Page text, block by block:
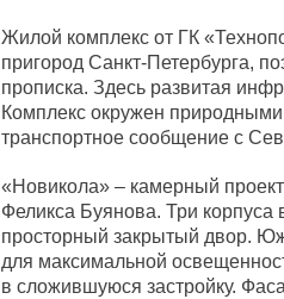
Жилой комплекс от ГК
пригород Санкт-Петербурга,
прописка. Здесь развитая
Комплекс окружен
транспортное сообщение с
«Новикола» – камерный
Феликса Буянова. Три
просторный закрытый двор.
для максимальной
в сложившуюся застройку.